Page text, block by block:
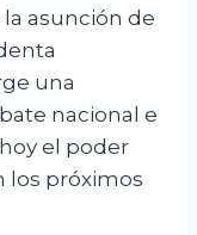
la asunción de
una
nacional e
el poder
los próximos